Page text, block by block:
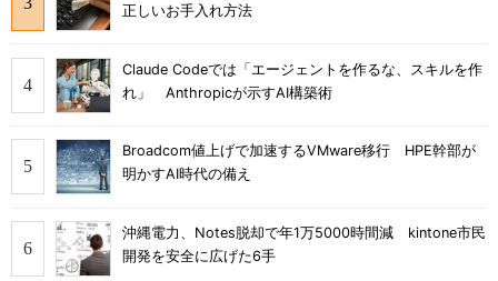
正しいお手入れ方法
Claude Codeでは「エージェントを作るな、スキルを作
れ」 Anthropicが示すAI構築術
Broadcom値上げで加速するVMware移行 HPE幹部が
明かすAI時代の備え
沖縄電力、Notes脱却で年1万5000時間減 kintone市民
開発を安全に広げた6手